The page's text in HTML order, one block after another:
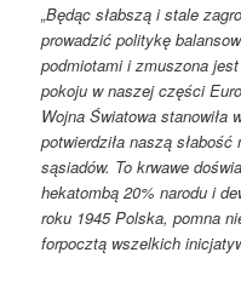
„Będąc słabszą i stale
prowadzić politykę
podmiotami i zmuszona
pokoju w naszej części
Wojna Światowa
potwierdziła naszą
sąsiadów. To krwawe
hekatombą 20% narodu i
roku 1945 Polska, pomna
forpocztą wszelkich